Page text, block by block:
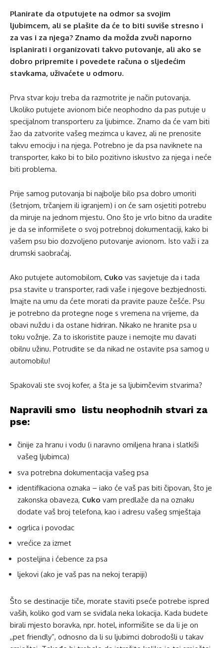
Planirate da otputujete na odmor sa svojim
ljubimcem, ali se plašite da će to biti suviše stresno i
za vas i za njega? Znamo da možda zvuči naporno
isplanirati i organizovati takvo putovanje, ali ako se
dobro pripremite i povedete računa o sljedećim
stavkama, uživaćete u odmoru.
Prva stvar koju treba da razmotrite je način putovanja.
Ukoliko putujete avionom biće neophodno da pas putuje u
specijalnom transporteru za ljubimce. Znamo da će vam biti
žao da zatvorite vašeg mezimca u kavez, ali ne prenosite
takvu emociju i na njega. Potrebno je da psa naviknete na
transporter, kako bi to bilo pozitivno iskustvo za njega i neće
biti problema.
Prije samog putovanja bi najbolje bilo psa dobro umoriti
(šetnjom, trčanjem ili igranjem) i on će sam osjetiti potrebu
da miruje na jednom mjestu. Ono što je vrlo bitno da uradite
je da se informišete o svoj potrebnoj dokumentaciji, kako bi
vašem psu bio dozvoljeno putovanje avionom. Isto važi i za
drumski saobraćaj.
Ako putujete automobilom, Cuko vas savjetuje da i tada
psa stavite u transporter, radi vaše i njegove bezbjednosti.
Imajte na umu da ćete morati da pravite pauze češće. Psu
je potrebno da protegne noge s vremena na vrijeme, da
obavi nuždu i da ostane hidriran. Nikako ne hranite psa u
toku vožnje. Za to iskoristite pauze i nemojte mu davati
obilnu užinu. Potrudite se da nikad ne ostavite psa samog u
automobilu!
Spakovali ste svoj kofer, a šta je sa ljubimčevim stvarima?
Napravili smo listu neophodnih stvari za
pse:
činije za hranu i vodu (i naravno omiljena hrana i slatkiši
vašeg ljubimca)
sva potrebna dokumentacija vašeg psa
identifikaciona oznaka – iako će vaš pas biti čipovan, što je
zakonska obaveza, Cuko vam predlaže da na oznaku
dodate vaš broj telefona, kao i adresu vašeg smještaja
ogrlica i povodac
vrećice za izmet
posteljina i ćebence za psa
ljekovi (ako je vaš pas na nekoj terapiji)
Što se destinacije tiče, morate staviti pseće potrebe ispred
vaših, koliko god vam se sviđala neka lokacija. Kada budete
birali mjesto boravka, npr. hotel, informišite se da li je on
,,pet friendly”, odnosno da li su ljubimci dobrodošli u takav